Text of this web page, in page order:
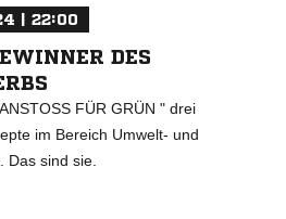
| 22:00
DES
FÜR GRÜN " drei
im Bereich Umwelt- und
Das sind sie.